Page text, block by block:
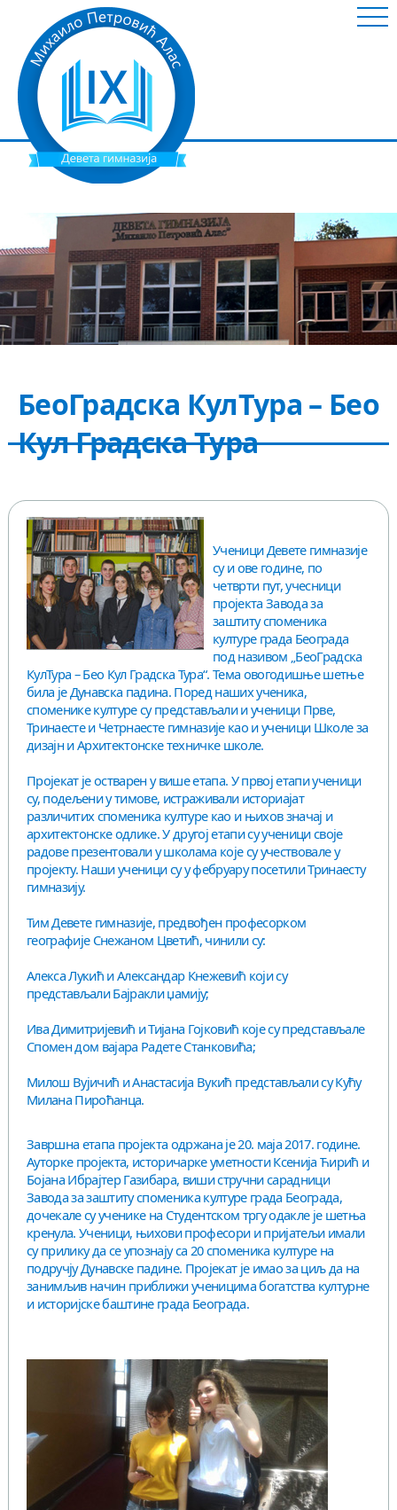
ШКОЛА
ИНФОРМАЦИЈЕ
УСПЕШНИ УЧЕНИЦИ
НАСТАВНИ МАТЕРИЈАЛ
КОНТАКТ
БеоГрадска КулТура – Бео
Кул Градска Тура
Ученици Девете гимназије
су и ове године, по
четврти пут, учесници
пројекта Завода за
заштиту споменика
културе града Београда
под називом „БеоГрадска
КулТура – Бео Кул Градска Тура“. Тема овогодишње шетње
била је Дунавска падина. Поред наших ученика,
споменике културе су представљали и ученици Прве,
Тринаесте и Четрнаесте гимназије као и ученици Школе за
дизајн и Архитектонске техничке школе.
Пројекат је остварен у више етапа. У првој етапи ученици
су, подељени у тимове, истраживали историајат
различитих споменика културе као и њихов значај и
архитектонске одлике. У другој етапи су ученици своје
радове презентовали у школама које су учествовале у
пројекту. Наши ученици су у фебруару посетили Тринаесту
гимназију.
Тим Девете гимназије, предвођен професорком
географије Снежаном Цветић, чинили су:
Алекса Лукић и Александар Кнежевић који су
представљали Бајракли џамију;
Ива Димитријевић и Тијана Гојковић које су представљале
Спомен дом вајара Радете Станковића;
Милош Вујичић и Анастасија Вукић представљали су Кућу
Милана Пироћанца.
Завршна етапа пројекта одржана је 20. маја 2017. године.
Ауторке пројекта, историчарке уметности Ксенија Ћирић и
Бојана Ибрајтер Газибара, виши стручни сарадници
Завода за заштиту споменика културе града Београда,
дочекале су ученике на Студентском тргу одакле је шетња
кренула. Ученици, њихови професори и пријатељи имали
су прилику да се упознају са 20 споменика културе на
подручју Дунавске падине. Пројекат је имао за циљ да на
занимљив начин приближи ученицима богатства културне
и историјске баштине града Београда.